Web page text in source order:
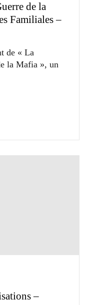
de la
Familiales –
de « La
la Mafia », un
–